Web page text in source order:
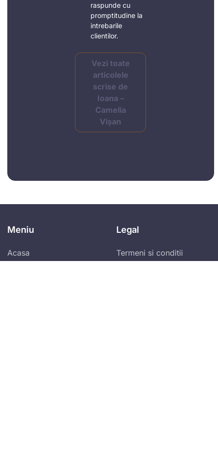
raspunde cu
promptitudine la
intrebarile
clientilor.
Vezi toate
articolele
scrise de
Ioana –
Camelia
Vișan
Meniu
Acasa
Legal
Termeni si conditii
generale